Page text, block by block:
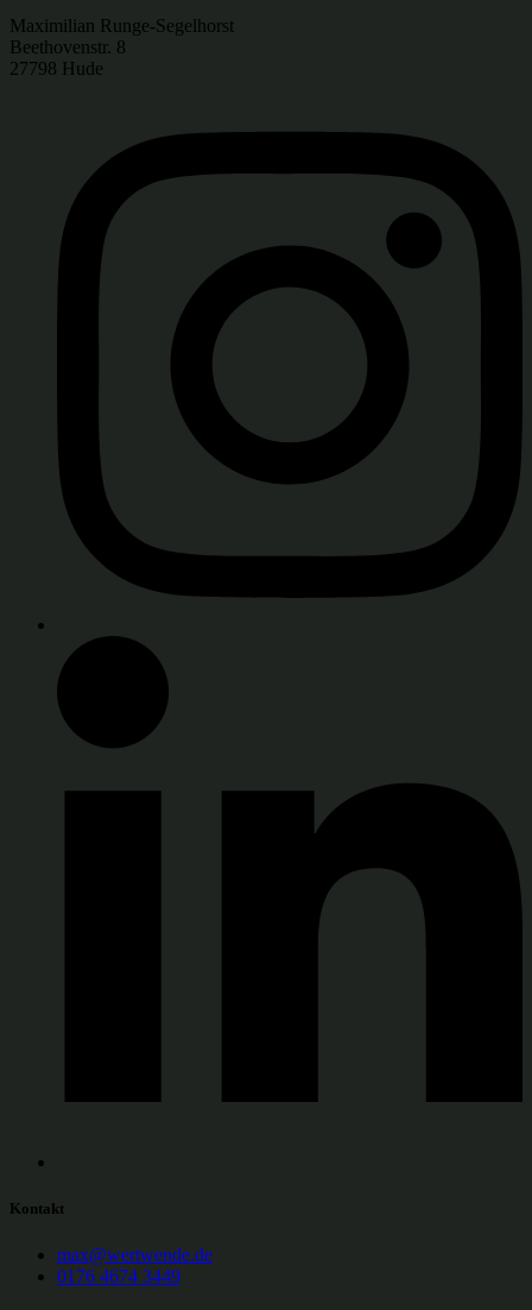
Maximilian Runge-Segelhorst
Beethovenstr. 8
27798 Hude
Kontakt
max@wertwende.de
0176 4674 3449